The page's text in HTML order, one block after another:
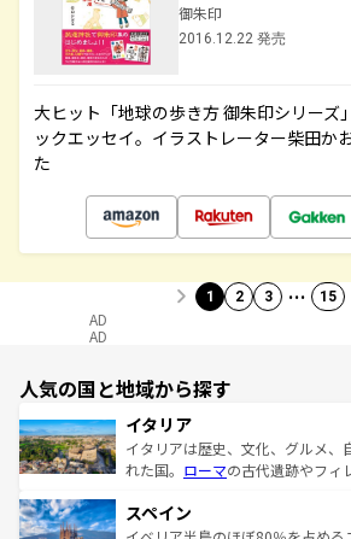
御朱印
2016.12.22 発売
大ヒット「地球の歩き方 御朱印シリーズ
ックエッセイ。イラストレーター柴田か
た
1 2 3 … 15
AD
AD
人気の国と地域から探す
イタリア
イタリアは歴史、文化、グルメ、
れた国。 ローマの古代遺跡やフィ
ろん、トスカーナの美しい田園風
景など、自然景観も見逃せない。
スペイン